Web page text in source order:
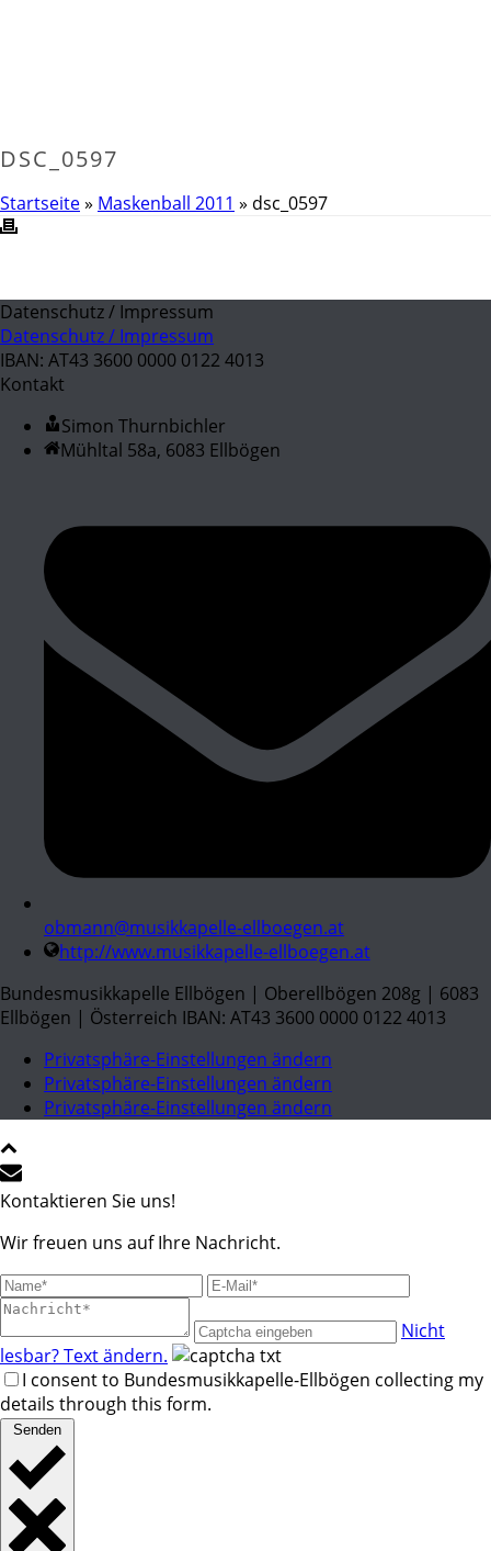
DSC_0597
Startseite» Maskenball 2011 » dsc_0597
Datenschutz / Impressum
Datenschutz / Impressum
IBAN: AT43 3600 0000 0122 4013
Kontakt
Simon Thurnbichler
Mühltal 58a, 6083 Ellbögen
obmann@musikkapelle-ellboegen.at
http://www.musikkapelle-ellboegen.at
Bundesmusikkapelle Ellbögen | Oberellbögen 208g | 6083
Ellbögen | Österreich IBAN: AT43 3600 0000 0122 4013
Privatsphäre-Einstellungen ändern
Privatsphäre-Einstellungen ändern
Privatsphäre-Einstellungen ändern
Kontaktieren Sie uns!
Wir freuen uns auf Ihre Nachricht.
Nicht
lesbar? Text ändern.
I consent to Bundesmusikkapelle-Ellbögen collecting my
details through this form.
Senden